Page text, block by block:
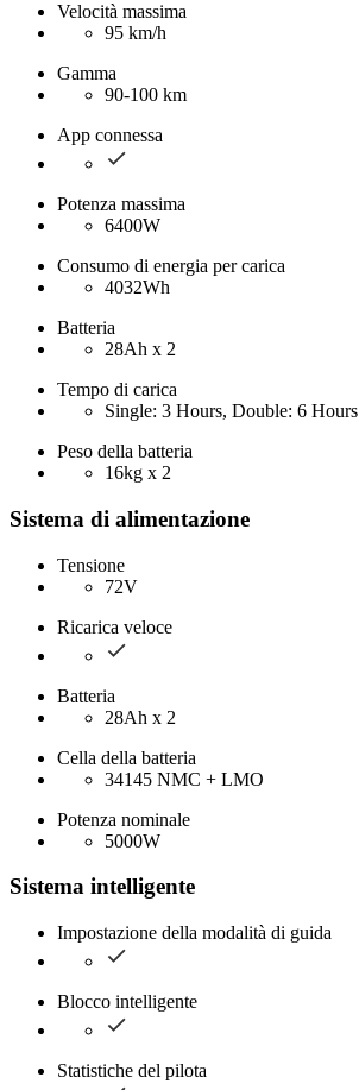
Velocità massima
95 km/h
Gamma
90-100 km
App connessa
Potenza massima
6400W
Consumo di energia per carica
4032Wh
Batteria
28Ah x 2
Tempo di carica
Single: 3 Hours, Double: 6 Hours
Peso della batteria
16kg x 2
Sistema di alimentazione
Tensione
72V
Ricarica veloce
Batteria
28Ah x 2
Cella della batteria
34145 NMC + LMO
Potenza nominale
5000W
Sistema intelligente
Impostazione della modalità di guida
Blocco intelligente
Statistiche del pilota